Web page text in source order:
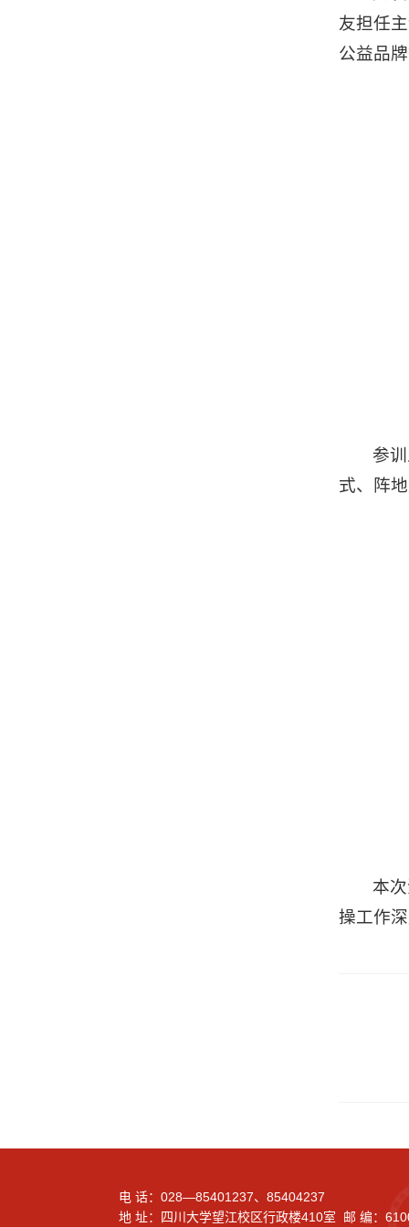
友担任
公益品
参
式、阵
本
操工作
电 话：028—85401237、85404237
地 址：四川大学望江校区行政楼410室 邮 编：